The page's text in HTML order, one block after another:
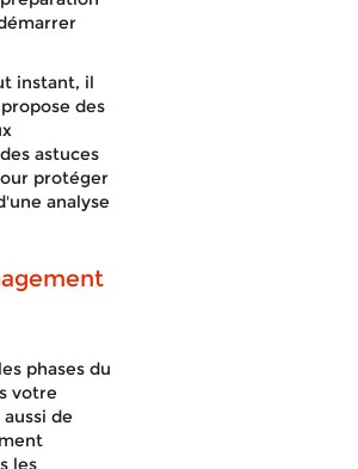
instant, il
des
astuces
protéger
analyse
phases du
votre
de
les